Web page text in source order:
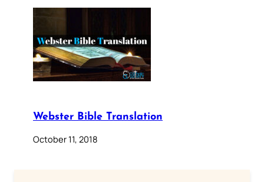
Webster Bible Translation
October 11, 2018